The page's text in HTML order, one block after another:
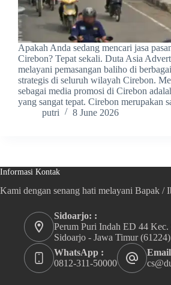
Apakah Anda sedang mencari jasa
Cirebon? Tepat sekali. Duta Asia
melayani pemasangan baliho di
strategis di seluruh wilayah Cirebon.
sebagai media promosi di Cirebon
yang sangat tepat. Cirebon merupakan
putri
8 June 2026
Informasi Kontak
Kami dengan senang hati melayani Bapak /
Sidoarjo: :
Perum Puri Indah ED 44 Kec.
Sidoarjo - Jawa Timur (61224)
WhatsApp :
0812-311-50000